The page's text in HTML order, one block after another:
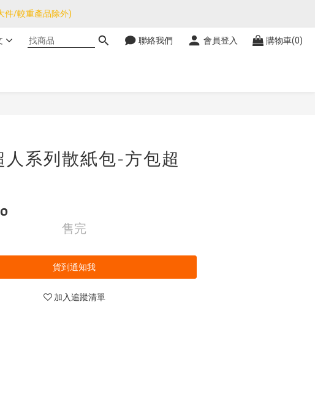
件/較重產品除外)
件/較重產品除外)
服務暫停，門市正常營業。
/較重產品除外)
聯絡我們 會員登入 購物車(0)
人系列散紙包-方包超
售完
貨到通知我
加入追蹤清單